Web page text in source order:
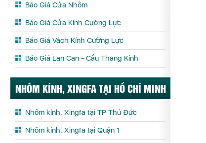
Báo Giá Cửa Nhôm
Báo Giá Cửa Kính Cường Lực
Báo Giá Vách Kính Cường Lực
Báo Giá Lan Can - Cầu Thang Kính
NHÔM KÍNH, XINGFA TẠI HỒ CHÍ MINH
Nhôm kính, Xingfa tại TP Thủ Đức
Nhôm kính, Xingfa tại Quận 1